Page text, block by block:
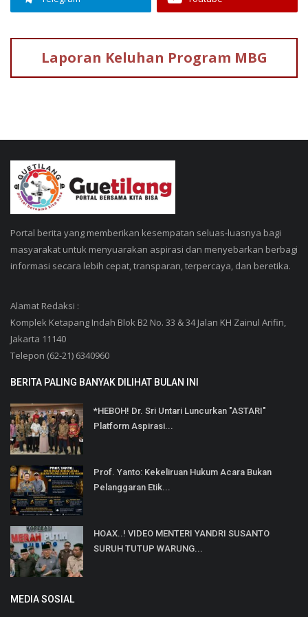
Laporan Keluhan Program MBG
Portal berita yang memberikan kesempatan seluas-luasnya bagi
masyarakat untuk menyuarakan aspirasi dan menyebarkan berbagi
informasi secara lebih cepat, transparan, terpercaya, dan beretika.
Alamat Redaksi :
Komplek Ketapang Indah Blok B2 No. 33 & 34 Jalan KH Zainul Arifin,
Jakarta 11140
Telepon (62-21) 6340960
BERITA PALING BANYAK DILIHAT BULAN INI
*HEBOH! Dr. Sri Untari Luncurkan "ASTARI"
Platform Aspirasi...
Prof. Yanto: Kekeliruan Hukum Acara Bukan
Pelanggaran Etik...
HOAX..! VIDEO MENTERI YANDRI SUSANTO
SURUH TUTUP WARUNG...
MEDIA SOSIAL